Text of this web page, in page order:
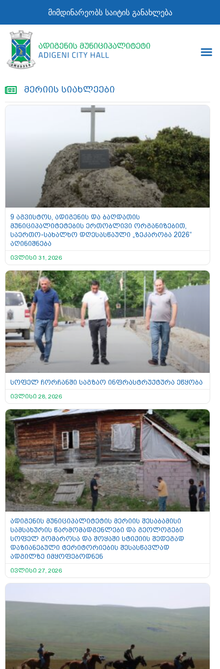
მიმდინარეობს საიტის განახლება
მერიის სიახლეები
9 აგვისტოს, ადიგენის და ბაღდათის
მუნიციპალიტეტების ერთობლივი ორგანიზებით,
საერთო-სახალხო დღესასწაული „ზეკარობა 2026“
აღინიშნება
ივლისი 31, 2026
სოფელ ჩორჩანში საგზაო ინფრასტრუქტურა ეწყობა
ივლისი 28, 2026
ადიგენის მუნიციპალიტეტის მერიის შესაბამისი
სამსახურის წარმომადგენლები და გეოლოგები
სოფელ გომაროსა და შოყაში სტიქიის შედეგად
დაზიანებული ტერიტორიების შესასწავლად
ადგილზე იმყოფებოდნენ
ივლისი 27, 2026